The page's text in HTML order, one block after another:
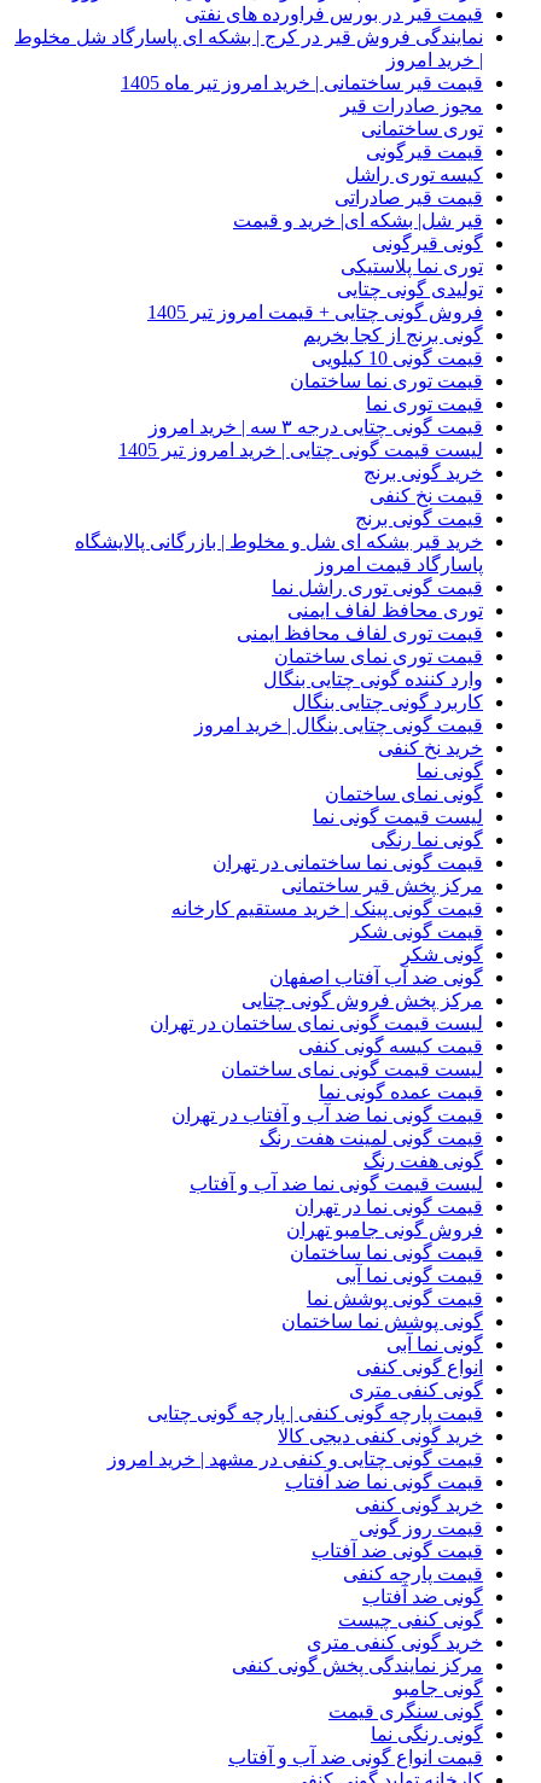
قیمت قیر در بورس فراورده های نفتی
نمایندگی فروش قیر در کرج | بشکه ای پاسارگاد شل مخلوط
| خرید امروز
قیمت قیر ساختمانی | خرید امروز تیر ماه 1405
مجوز صادرات قیر
توری ساختمانی
قیمت قیرگونی
کیسه توری راشل
قیمت قیر صادراتی
قیر شل| بشکه ای| خرید و قیمت
گونی قیرگونی
توری نما پلاستیکی
تولیدی گونی چتایی
فروش گونی چتایی + قیمت امروز تیر 1405
گونی برنج از کجا بخریم
قیمت گونی 10 کیلویی
قیمت توری نما ساختمان
قیمت توری نما
قیمت گونی چتایی درجه ۳ سه | خرید امروز
لیست قیمت گونی چتایی | خرید امروز تیر 1405
خرید گونی برنج
قیمت نخ کنفی
قیمت گونی برنج
خرید قیر بشکه ای شل و مخلوط | بازرگانی پالایشگاه
پاسارگاد قیمت امروز
قیمت گونی توری راشل نما
توری محافظ لفاف ایمنی
قیمت توری لفاف محافظ ایمنی
قیمت توری نمای ساختمان
وارد کننده گونی چتایی بنگال
کاربرد گونی چتایی بنگال
قیمت گونی چتایی بنگال | خرید امروز
خرید نخ کنفی
گونی نما
گونی نمای ساختمان
لیست قیمت گونی نما
گونی نما رنگی
قیمت گونی نما ساختمانی در تهران
مرکز پخش قیر ساختمانی
قیمت گونی پینک | خرید مستقیم کارخانه
قیمت گونی شکر
گونی شکر
گونی ضد آب آفتاب اصفهان
مرکز پخش فروش گونی چتایی
لیست قیمت گونی نمای ساختمان در تهران
قیمت کیسه گونی کنفی
لیست قیمت گونی نمای ساختمان
قیمت عمده گونی نما
قیمت گونی نما ضد آب و آفتاب در تهران
قیمت گونی لمینت هفت رنگ
گونی هفت رنگ
لیست قیمت گونی نما ضد آب و آفتاب
قیمت گونی نما در تهران
فروش گونی جامبو تهران
قیمت گونی نما ساختمان
قیمت گونی نما آبی
قیمت گونی پوشش نما
گونی پوشش نما ساختمان
گونی نما آبی
انواع گونی کنفی
گونی کنفی متری
قیمت پارچه گونی کنفی | پارچه گونی چتایی
خرید گونی کنفی دیجی کالا
قیمت گونی چتایی و کنفی در مشهد | خرید امروز
قیمت گونی نما ضد آفتاب
خرید گونی کنفی
قیمت روز گونی
قیمت گونی ضد آفتاب
قیمت پارچه کنفی
گونی ضد آفتاب
گونی کنفی چیست
خرید گونی کنفی متری
مرکز نمایندگی پخش گونی کنفی
گونی جامبو
گونی سنگری قیمت
گونی رنگی نما
قیمت انواع گونی ضد آب و آفتاب